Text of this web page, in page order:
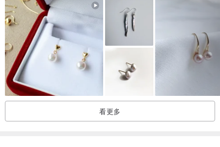
與用葉子形狀的金屬鍊，
增加項鍊的豐富性，
讓配戴起來，有更多的層次感與優雅氣息。
練子為鍍金項鍊，
項鍊鍊長約38cm,約鎖骨的位置，
而這次的設計中增加了約6cm的延長鏈，
看更多